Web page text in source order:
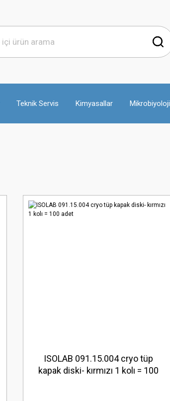
Teknik Servis Kimyasallar Mikrobiyoloji
ISOLAB 091.15.004 cryo tüp
kapak diski- kırmızı 1 kolı = 100